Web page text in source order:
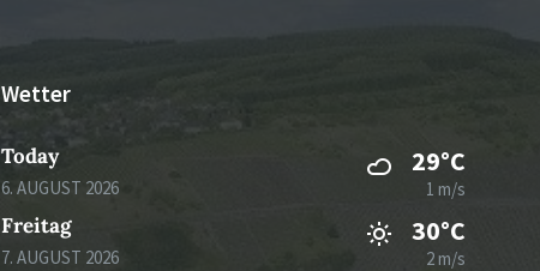
Wetter
Today
6. AUGUST 2026
29°C
1 m/s
Freitag
7. AUGUST 2026
30°C
2 m/s